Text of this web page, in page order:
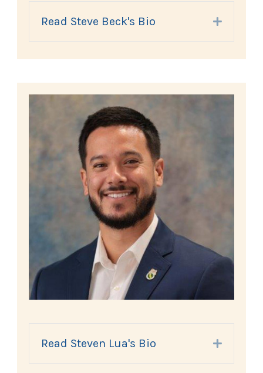
Read Steve Beck's Bio Expand
Read Steven Lua's Bio Expand